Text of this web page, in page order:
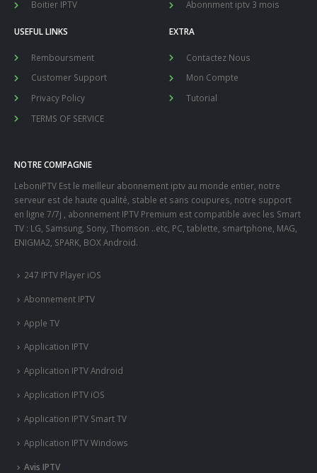
Boitier IPTV
Abonnment iptv 3 mois
USEFUL LINKS
Remboursment
Customer Support
Privacy Policy
TERMS OF SERVICE
EXTRA
Contactez Nous
Mon Compte
Tutorial
NOTRE COMPAGNIE
LeboniPTV Est le meilleur abonnement iptv au monde entier, notre
serveur est de haute qualité, stable et sans coupures, notre support
en ligne 7/7j , abonnement IPTV Premium est compatible avec les Smart
TV : LG, Samsung, Sony, Thomson ..etc, PC, tablette, smartphone, MAG,
ENIGMA2, SPARK, BOX Android.
247 IPTV Player iOS
Abonnement IPTV
Apple TV
Application IPTV
Application IPTV Android
Application IPTV iOS
Application IPTV Smart TV
Application IPTV Windows
Avis IPTV